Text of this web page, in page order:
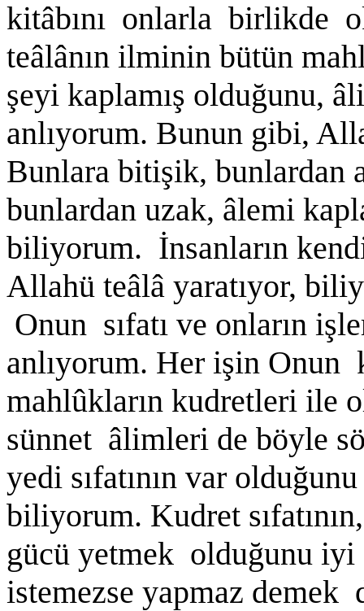
kitâbını onlarla birlikde
teâlânın ilminin bütün
şeyi kaplamış olduğunu,
anlıyorum. Bunun gibi,
Bunlara bitişik,
bunlardan uzak, âlemi
biliyorum. İnsanların
Allahü teâlâ yaratıyor,
Onun sıfatı ve onların
anlıyorum. Her işin Onun
mahlûkların kudretleri ile
sünnet âlimleri de böyle
yedi sıfatının var
biliyorum. Kudret
gücü yetmek olduğunu iyi
istemezse yapmaz demek